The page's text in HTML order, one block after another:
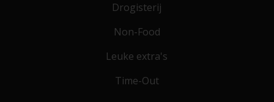
Drogisterij
Non-Food
Leuke extra's
Time-Out